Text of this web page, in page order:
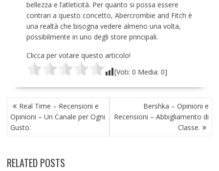
bellezza e l’atleticità. Per quanto si possa essere
contrari a questo concetto, Abercrombie and Fitch è
una realtà che bisogna vedere almeno una volta,
possibilmente in uno degli store principali.
Clicca per votare questo articolo!
[Voti: 0 Media: 0]
NAVIGAZIONE
ARTICOLI
Real Time – Recensioni e
Opinioni – Un Canale per Ogni
Gusto.
Bershka – Opinioni e
Recensioni – Abbigliamento di
Classe.
RELATED POSTS